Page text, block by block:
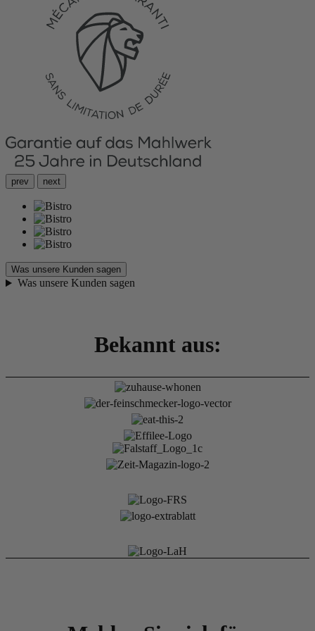
prev next
Was unsere Kunden sagen
Was unsere Kunden sagen
Bekannt aus: